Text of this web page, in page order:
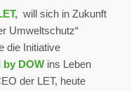
, will sich in Zukunft
Umweltschutz“
die Initiative
by DOW ins Leben
der LET, heute